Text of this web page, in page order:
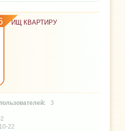
ИЩ КВАРТИРУ
3
22